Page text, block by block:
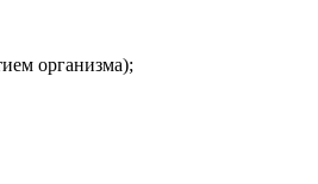
организма);